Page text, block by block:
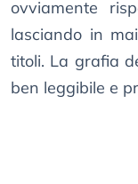
ovviamente
lasciando in
titoli. La grafia
ben leggibile e